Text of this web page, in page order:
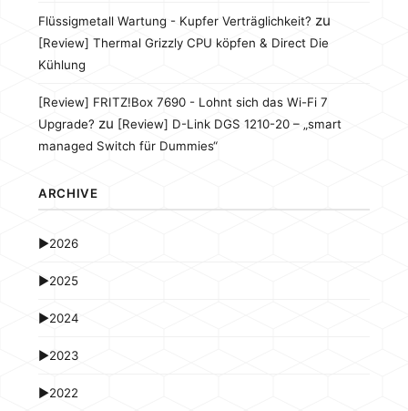
Flüssigmetall Wartung - Kupfer Verträglichkeit? zu
[Review] Thermal Grizzly CPU köpfen & Direct Die
Kühlung
[Review] FRITZ!Box 7690 - Lohnt sich das Wi-Fi 7
Upgrade? zu [Review] D-Link DGS 1210-20 – „smart
managed Switch für Dummies“
ARCHIVE
►2026
►2025
►2024
►2023
►2022